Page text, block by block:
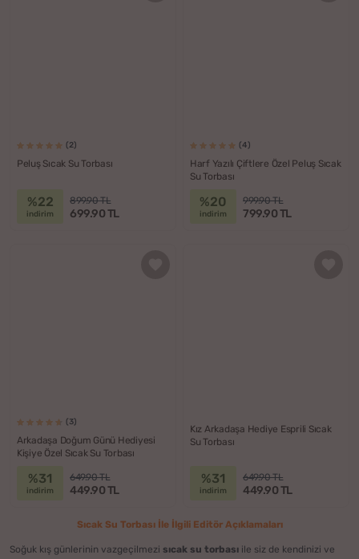
(2)
Peluş Sıcak Su Torbası
%22
indirim
899.90 TL
699.90 TL
(4)
Harf Yazılı Çiftlere Özel Peluş Sıcak
Su Torbası
%20
indirim
999.90 TL
799.90 TL
(3)
Arkadaşa Doğum Günü Hediyesi
Kişiye Özel Sıcak Su Torbası
%31
indirim
649.90 TL
449.90 TL
Kız Arkadaşa Hediye Esprili Sıcak
Su Torbası
%31
indirim
649.90 TL
449.90 TL
Sıcak Su Torbası İle İlgili Editör Açıklamaları
Soğuk kış günlerinin vazgeçilmezi sıcak su torbası ile siz de kendinizi ve